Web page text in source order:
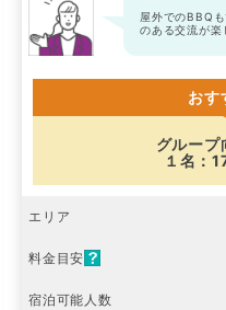
屋外でのBBQ
のある交流が楽
おす
グループ
１名：
エリア
料金目安
宿泊可能人数